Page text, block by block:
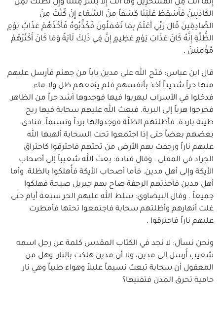
إِنَّمَا أَنَتْ مِنَ المُسَحَّرِينَ وَمَا أَنْتَ إِلاَّ بَشَرٌ مِثْلُنَا وَإِنْ نَظُنُّكَ لَمِنَ
الكَاذِبِينَ فَأَسْقِطْ عَلَيْنَا كِسَفاً مِنَ السَّمَاءِ إِنْ كُنْتَ مِنَ
الصَّادِقِينَ قَالَ رَبِّي أَعْلَمُ بِمَا تَعْمَلُونَ فَكَذَّبُوهُ فَأَخَذَهُمْ عَذَابُ يَوْمِ
الظُّلَّةِ إِنَّهُ كَانَ عَذَابَ يَوْمٍ عَظِيمٍ إِنَّ فِي ذَلِكَ لَآيَةً وَمَا كَانَ أَكْثَرُهُمْ
مُؤْمِنِينَ .
قال ابن عباس: فتح الله على مدين باباً من جهنم فأرسل عليهم
منها حراً شديداً أخذ بأنفسهم فلم ينفعهم ظل ولا ماء.
فدخلوا في الأسراب ليهربوا فيها فوجدوها أشد حراً من الظاهر.
فخرجوا هرباً إلى البرية. فبعث الله عليهم سحابة فيها ريح
طيبة باردة. فأظلتهم الظلّة فوجدوالها برداً ونسيماً. فنادى
بعضهم بعضاً حتى إذا اجتمعوا تحت السحابة ألهبها الله
عليهم ناراً ورجفت بهم الأرض من تحتهم فاحترقوا كاحتراق
الجراد في المقلى . وقال قتادة: بعث الله شعيباً إلى أصحاب
الأيكة وإلى أهل مدين. فأما أصحاب الأيكة فأُهلكوا بالظلة. وأما
أهل مدين فأخذتهم الرجفة صاح بهم جبريل صيحة فهلكوا
جميعاً . وقال البيضاوي: سلط الله عليهم الحر سبعة أيام حتى
غلت أنهارهم وأظلتهم سحابة فاجتمعوا تحتها فأمطرت
عليهم ناراً فاحترقوا .
ونحن نسأل: لا نجد في الكتاب المقدس كلمة عن رجل اسمه
شعيب أُرسل إلى مدين، ولا أن مدين هلكت بالنار. وهل من
المعقول أن سحابة تبعث نسيماً عليلاً وهواء طيباً وهي نار
حامية تحرق المدن فتفنيها؟